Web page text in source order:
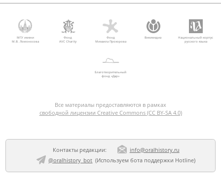
МГУ имени
М.В. Ломоносова
Фонд
AVC Charity
Фонд
Михаила Прохорова
Викимедиа
Национальный корпус
русского языка
Благотворительный
фонд «Дар»
Все материалы предоставляются в рамках
свободной лицензии Creative Commons (CC BY-SA 4.0)
Контакты редакции:
info@oralhistory.ru
@oralhistory_bot (Используембота поддержки Hotline)